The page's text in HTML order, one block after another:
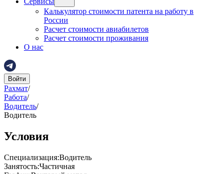
Калькулятор стоимости патента на работу в
России
Расчет стоимости авиабилетов
Расчет стоимости проживания
О нас
Войти
Рахмат/
Работа/
Водитель/
Водитель
Условия
Специализация:Водитель
Занятость:Частичная